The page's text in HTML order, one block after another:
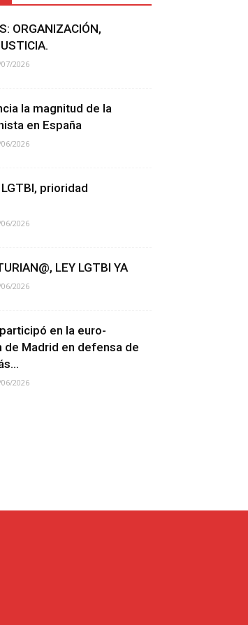
ORGANIZACIÓN,
2026
la magnitud de la
en España
2026
prioridad
2026
LEY LGTBI YA
2026
en la euro-
de Madrid en defensa de
2026